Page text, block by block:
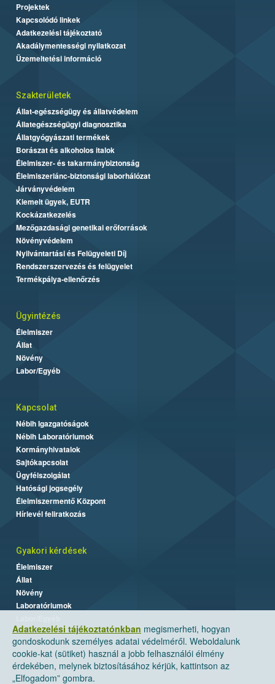
Adatkezelési tájékoztatónkban megismerheti, hogyan
gondoskodunk személyes adatai védelméről. Weboldalunk
cookie-kat (sütiket) használ a jobb felhasználói élmény
érdekében, melynek biztosításához kérjük, kattintson az
„Elfogadom” gombra.
Projektek
Kapcsolódó linkek
Adatkezelési tájékoztató
Akadálymentességi nyilatkozat
Üzemeltetési információ
Szakterületek
Állat-egészségügy és állatvédelem
Állategészségügyi diagnosztika
Állatgyógyászati termékek
Borászat és alkoholos italok
Élelmiszer- és takarmánybiztonság
Élelmiszerlánc-biztonsági laborhálózat
Járványvédelem
Kiemelt ügyek, EUTR
Kockázatkezelés
Mezőgazdasági genetikai erőforrások
Növényvédelem
Nyilvántartási és Felügyeleti Díj
Rendszerszervezés és felügyelet
Termékpálya-ellenőrzés
Ügyintézés
Élelmiszer
Állat
Növény
Labor/Egyéb
Kapcsolat
Nébih Igazgatóságok
Nébih Laboratóriumok
Kormányhivatalok
Sajtókapcsolat
Ügyfélszolgálat
Hatósági jogsegély
Élelmiszermentő Központ
Hírlevél feliratkozás
Gyakori kérdések
Élelmiszer
Állat
Növény
Laboratóriumok